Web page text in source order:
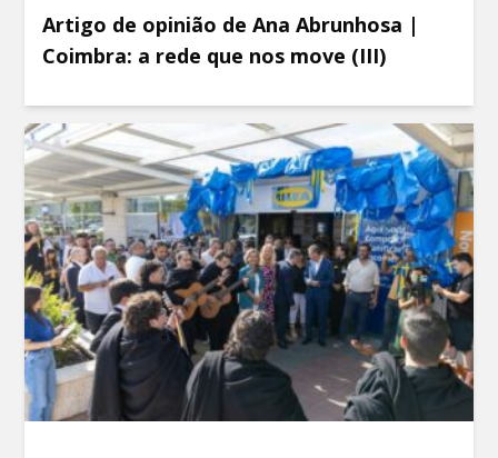
Artigo de opinião de Ana Abrunhosa |
Coimbra: a rede que nos move (III)